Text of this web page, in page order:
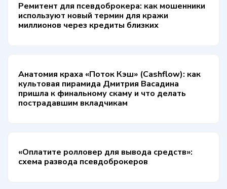
Ремитент для псевдоброкера: как мошенники
используют новый термин для кражи
миллионов через кредиты близких
Анатомия краха «Поток Кэш» (Cashflow): как
культовая пирамида Дмитрия Васадина
пришла к финальному скаму и что делать
пострадавшим вкладчикам
«Оплатите ролловер для вывода средств»:
схема развода псевдоброкеров